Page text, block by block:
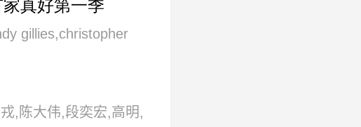
真好第一季
gillies,christopher
mathurin,奥
,陈大伟,段奕宏,高明,